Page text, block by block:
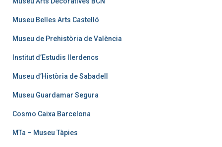
Museu Belles Arts Castelló
Museu de Prehistòria de València
Institut d’Estudis Ilerdencs
Museu d’Història de Sabadell
Museu Guardamar Segura
Cosmo Caixa Barcelona
MTa – Museu Tàpies